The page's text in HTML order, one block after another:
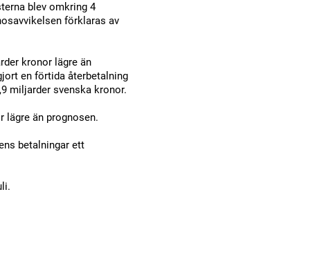
blev omkring 4
förklaras av
kronor lägre än
en förtida återbetalning
miljarder svenska kronor.
lägre än prognosen.
betalningar ett